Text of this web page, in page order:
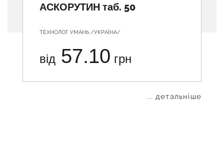
АСКОРУТИН таб. 50
ТЕХНОЛОГ УМАНЬ /УКРАЇНА/
від 57.10 грн
... детальніше